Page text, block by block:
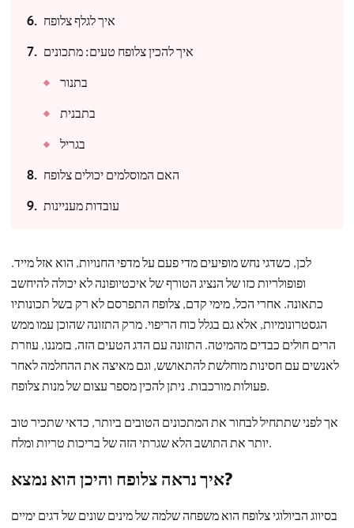
איך לגלף צלופח
איך להכין צלופח טעים: מתכונים
בתנור
בתבנית
בגריל
האם המוסלמים יכולים צלופח
עובדות מעניינות
לכן, כשדגי נחש מופיעים מדי פעם על מדפי החנויות, הוא אזל מייד.
ופופולריות כזו של הנציג הטורף של איכטיופונה לא יכולה להיחשב
כתאונה. אחרי הכל, מימי קדם, צלופח התפרסם לא רק בשל תכונותיו
הגסטרונומיות, אלא גם בגלל כוח הריפוי. מרק התזונה שהוכן עמו ממש
הרים חולים כבדים מהמיטה. התזונה עם הדג הטעים הזה, בזמננו, עוזרת
לאנשים עם חסינות מוחלשת להתאושש, וגם מאיצה את ההחלמה לאחר
פעולות מורכבות. ניתן להכין מספר עצום של מנות צלופח.
אך לפני שתתחיל לבחור את המתכונים הטובים ביותר, כדאי שתכיר טוב
יותר את התושב הלא שגרתי הזה של בריכות טריות ומלח.
איך נראה צלופח והיכן הוא נמצא?
בסיווג הביולוגי צלופח הוא משפחה שלמה של מינים שונים של דגים ימיים